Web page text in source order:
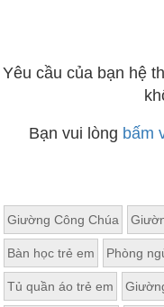
Yêu cầu của bạn hệ
Bạn vui lòng bấm
Giường Công Chúa
Bàn học trẻ em Phòng
Tủ quần áo trẻ em